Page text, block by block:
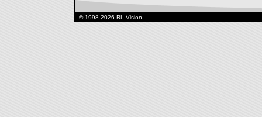
© 1998-2026 RL Vision